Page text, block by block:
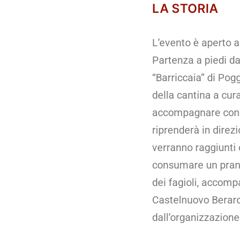
LA STORIA
L’evento è aperto
Partenza a piedi
“Barriccaia” di
della cantina a
accompagnare
riprenderà in
verranno raggiunti
consumare un
dei fagioli,
Castelnuovo